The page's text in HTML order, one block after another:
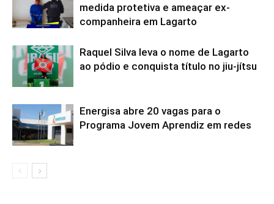
medida protetiva e ameaçar ex-
companheira em Lagarto
Raquel Silva leva o nome de Lagarto
ao pódio e conquista título no jiu-jítsu
Energisa abre 20 vagas para o
Programa Jovem Aprendiz em redes